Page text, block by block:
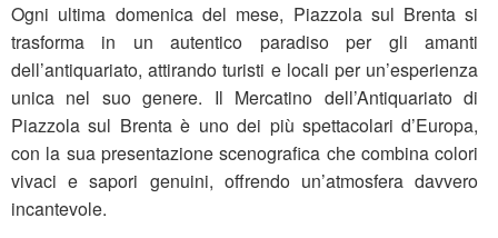
Ogni ultima domenica del mese, Piazzola sul Brenta si
trasforma in un autentico paradiso per gli amanti
dell’antiquariato, attirando turisti e locali per un’esperienza
unica nel suo genere. Il Mercatino dell’Antiquariato di
Piazzola sul Brenta è uno dei più spettacolari d’Europa,
con la sua presentazione scenografica che combina colori
vivaci e sapori genuini, offrendo un’atmosfera davvero
incantevole.